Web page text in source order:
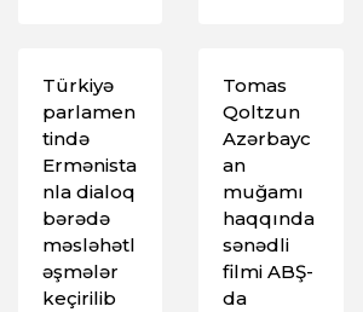
Türkiyə
parlamen
tində
Ermənista
nla dialoq
bərədə
məsləhətl
əşmələr
keçirilib
Tomas
Qoltzun
Azərbayc
an
muğamı
haqqında
sənədli
filmi ABŞ-
da